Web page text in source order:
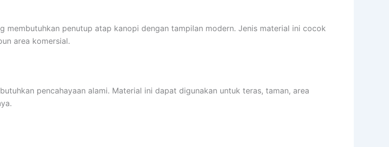
membutuhkan penutup atap kanopi dengan tampilan modern. Jenis material ini cocok
area komersial.
pencahayaan alami. Material ini dapat digunakan untuk teras, taman, area